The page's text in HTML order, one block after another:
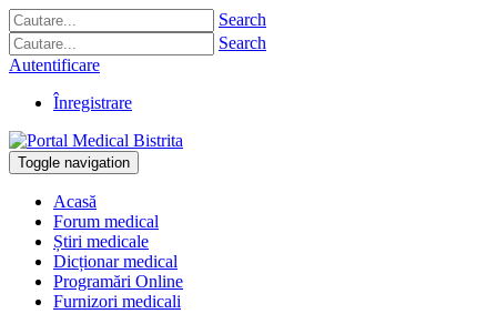
Search
Search
Autentificare
Înregistrare
Toggle navigation
Acasă
Forum medical
Știri medicale
Dicționar medical
Programări Online
Furnizori medicali